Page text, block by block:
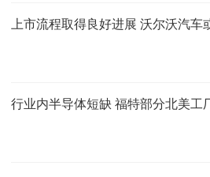
上市流程取得良好进展 沃尔沃汽车
行业内半导体短缺 福特部分北美工